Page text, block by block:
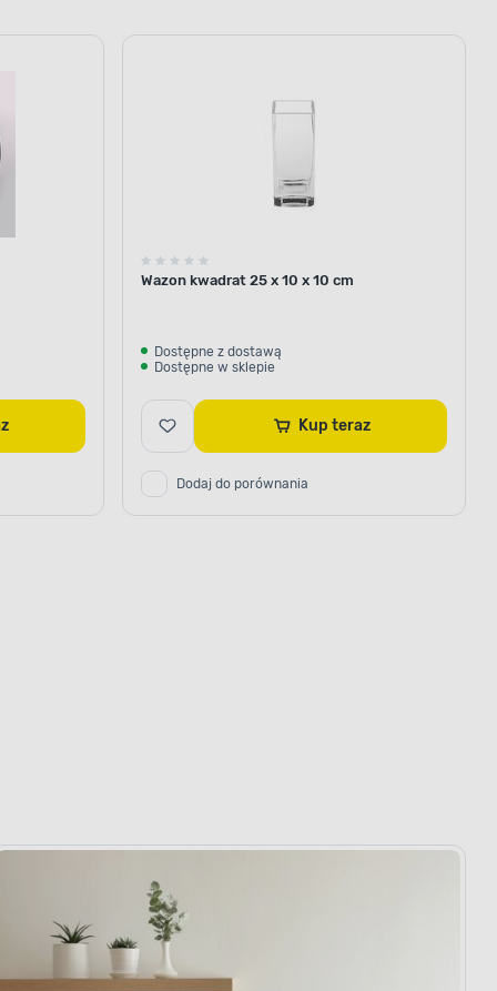
Wazon kwadrat 25 x 10 x 10 cm
Dostępne z dostawą
Dostępne w sklepie
Kup teraz
Dodaj do porównania